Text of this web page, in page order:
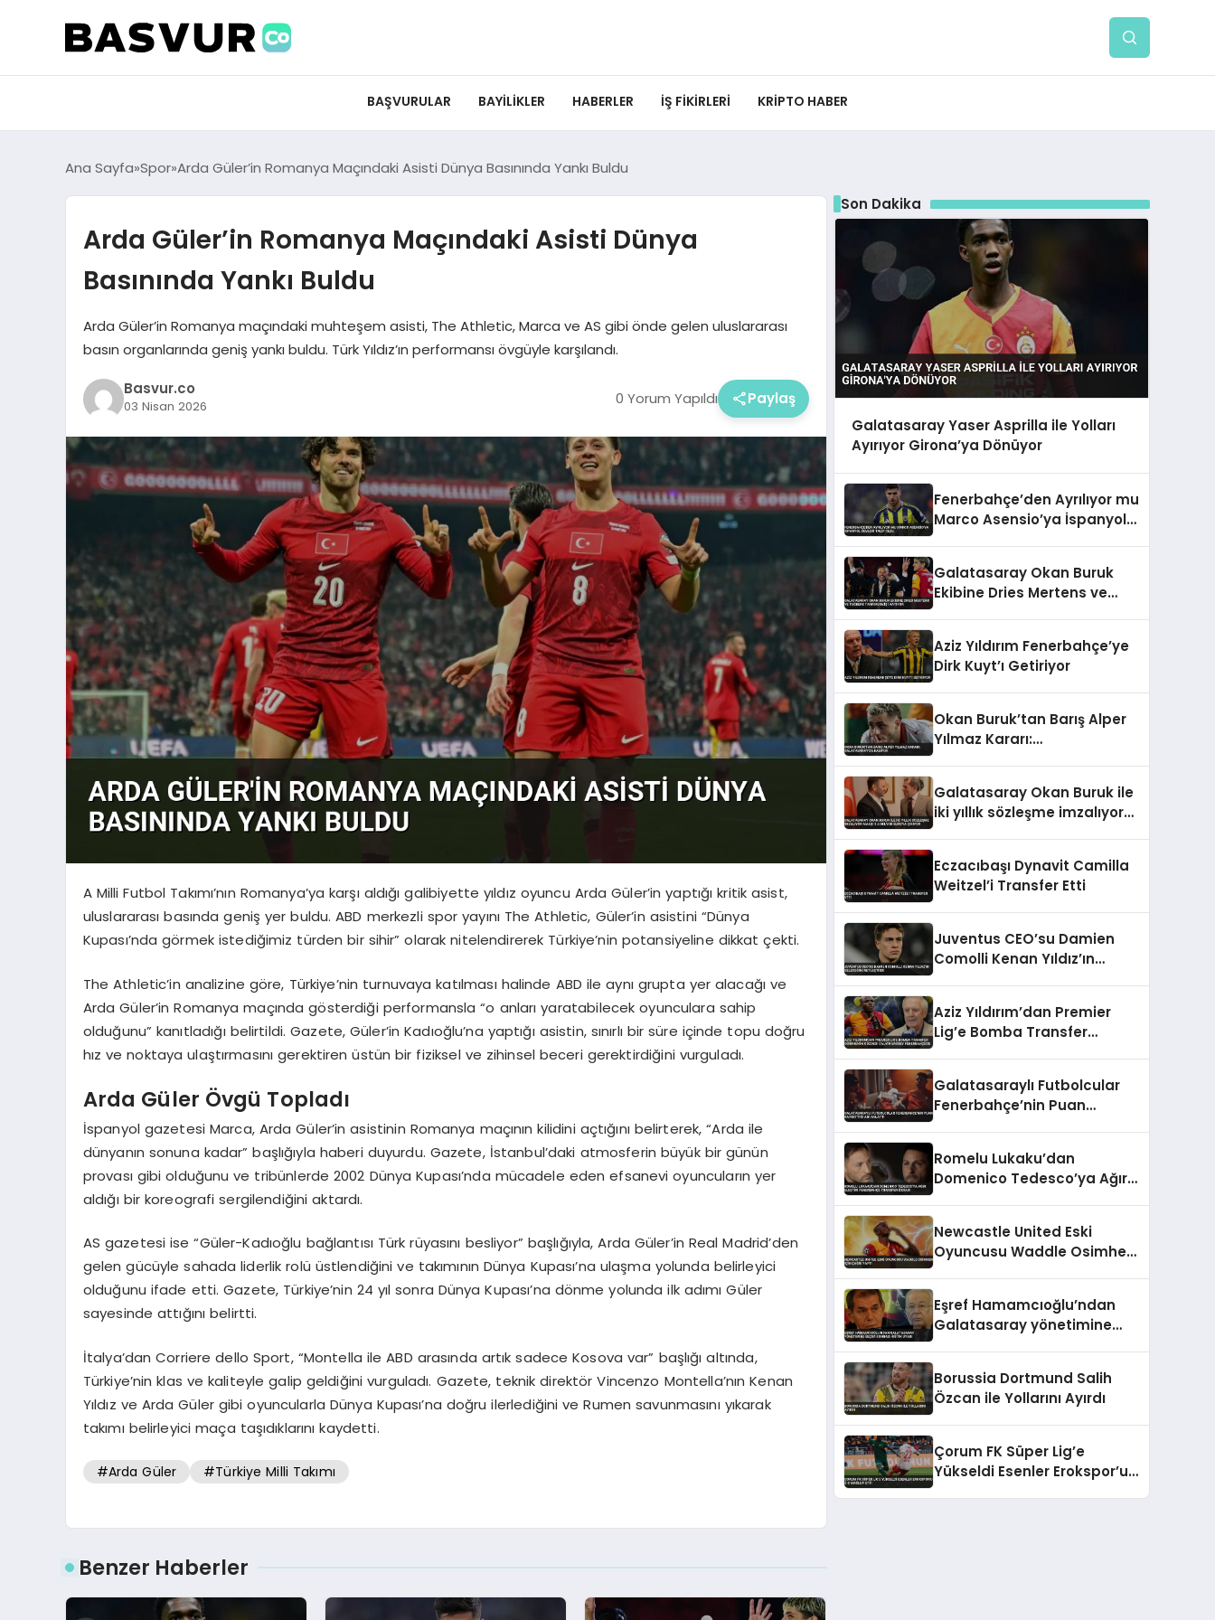
BAŞVURULAR BAYILIKLER HABERLER İŞ FIKIRLERI KRIPTO HABER
Ana Sayfa Spor Arda Güler’in Romanya Maçındaki Asisti Dünya Basınında Yankı Buldu
Arda Güler’in Romanya Maçındaki Asisti Dünya
Basınında Yankı Buldu
Arda Güler’in Romanya maçındaki muhteşem asisti, The Athletic, Marca ve AS gibi önde gelen uluslararası
basın organlarında geniş yankı buldu. Türk Yıldız’ın performansı övgüyle karşılandı.
Basvur.co
03 Nisan 2026 0 Yorum Yapıldı Paylaş
A Milli Futbol Takımı’nın Romanya’ya karşı aldığı galibiyette yıldız oyuncu Arda Güler’in yaptığı kritik asist,
uluslararası basında geniş yer buldu. ABD merkezli spor yayını The Athletic, Güler’in asistini “Dünya
Kupası’nda görmek istediğimiz türden bir sihir” olarak nitelendirerek Türkiye’nin potansiyeline dikkat çekti.
The Athletic’in analizine göre, Türkiye’nin turnuvaya katılması halinde ABD ile aynı grupta yer alacağı ve
Arda Güler’in Romanya maçında gösterdiği performansla “o anları yaratabilecek oyunculara sahip
olduğunu” kanıtladığı belirtildi. Gazete, Güler’in Kadıoğlu’na yaptığı asistin, sınırlı bir süre içinde topu doğru
hız ve noktaya ulaştırmasını gerektiren üstün bir fiziksel ve zihinsel beceri gerektirdiğini vurguladı.
Arda Güler Övgü Topladı
İspanyol gazetesi Marca, Arda Güler’in asistinin Romanya maçının kilidini açtığını belirterek, “Arda ile
dünyanın sonuna kadar” başlığıyla haberi duyurdu. Gazete, İstanbul’daki atmosferin büyük bir günün
provası gibi olduğunu ve tribünlerde 2002 Dünya Kupası’nda mücadele eden efsanevi oyuncuların yer
aldığı bir koreografi sergilendiğini aktardı.
AS gazetesi ise “Güler-Kadıoğlu bağlantısı Türk rüyasını besliyor” başlığıyla, Arda Güler’in Real Madrid’den
gelen gücüyle sahada liderlik rolü üstlendiğini ve takımının Dünya Kupası’na ulaşma yolunda belirleyici
olduğunu ifade etti. Gazete, Türkiye’nin 24 yıl sonra Dünya Kupası’na dönme yolunda ilk adımı Güler
sayesinde attığını belirtti.
İtalya’dan Corriere dello Sport, “Montella ile ABD arasında artık sadece Kosova var” başlığı altında,
Türkiye’nin klas ve kaliteyle galip geldiğini vurguladı. Gazete, teknik direktör Vincenzo Montella’nın Kenan
Yıldız ve Arda Güler gibi oyuncularla Dünya Kupası’na doğru ilerlediğini ve Rumen savunmasını yıkarak
takımı belirleyici maça taşıdıklarını kaydetti.
#Arda Güler #Türkiye Milli Takımı
Benzer Haberler
Son Dakika
Galatasaray Yaser Asprilla ile Yolları
Ayırıyor Girona’ya Dönüyor
Fenerbahçe’den Ayrılıyor mu
Marco Asensio’ya İspanyol
Galatasaray Okan Buruk
Ekibine Dries Mertens ve
Aziz Yıldırım Fenerbahçe’ye
Dirk Kuyt’ı Getiriyor
Okan Buruk’tan Barış Alper
Yılmaz Kararı:
Galatasaray Okan Buruk ile
iki yıllık sözleşme imzalıyor
Eczacıbaşı Dynavit Camilla
Weitzel’i Transfer Etti
Juventus CEO’su Damien
Comolli Kenan Yıldız’ın
Aziz Yıldırım’dan Premier
Lig’e Bomba Transfer
Galatasaraylı Futbolcular
Fenerbahçe’nin Puan
Romelu Lukaku’dan
Domenico Tedesco’ya Ağır
Newcastle United Eski
Oyuncusu Waddle Osimhen
Eşref Hamamcıoğlu’ndan
Galatasaray yönetimine
Borussia Dortmund Salih
Özcan ile Yollarını Ayırdı
Çorum FK Süper Lig’e
Yükseldi Esenler Erokspor’u